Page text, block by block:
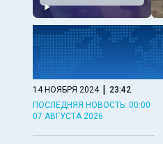
14 НОЯБРЯ 2024 | 23:42
ПОСЛЕДНЯЯ НОВОСТЬ: 00:00
07 АВГУСТА 2026